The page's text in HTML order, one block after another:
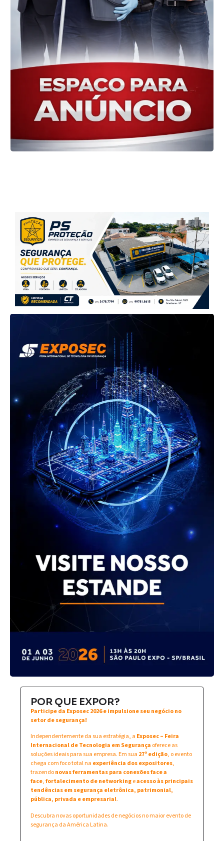
POR QUE EXPOR?
Participe da Exposec 2026 e impulsione seu negócio no
setor de segurança!
Independentemente da sua estratégia, a Exposec – Feira
Internacional de Tecnologia em Segurança oferece as
soluções ideais para sua empresa. Em sua 27ª edição, o evento
chega com foco total na experiência dos expositores,
trazendonovas ferramentas para conexões face a
face,fortalecimento de networkingeacesso às principais
tendências em segurança eletrônica, patrimonial,
pública, privada e empresarial.
Descubra novas oportunidades de negócios no maior evento de
segurança da América Latina.